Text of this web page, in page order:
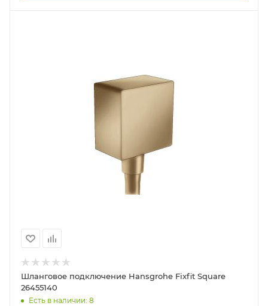
Шланговое подключение Hansgrohe Fixfit Square
26455140
Есть в наличии: 8